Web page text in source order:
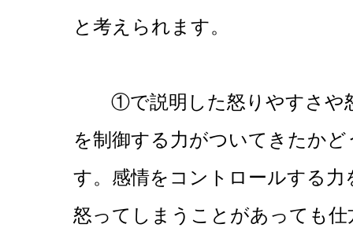
と考えられます。
①で説明した怒りやすさや
を制御する力がついてきたか
す。感情をコントロールする
怒ってしまうことがあっても